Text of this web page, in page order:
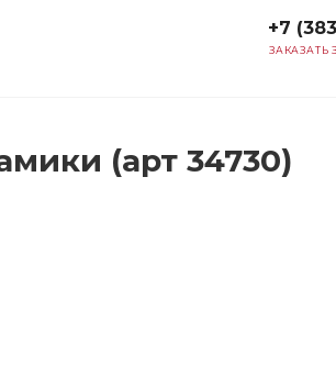
+7
ЗАКАЗАТЬ
(арт 34730)